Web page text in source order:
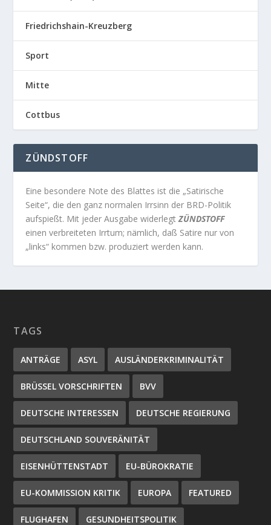
Friedrichshain-Kreuzberg
Sport
Mitte
Cottbus
ZÜNDSTOFF
Eine besondere Note des Blattes ist die „Satirische
Seite“, die den ganz normalen Irrsinn der BRD-Politik
aufspießt. Mit jeder Ausgabe widerlegtZÜNDSTOFF
einen verbreiteten Irrtum; nämlich, daß Satire nur von
„links“ kommen bzw. produziert werden kann.
TAGS
ANTRÄGE ASYL AUSLÄNDERKRIMINALITÄT
BRÜSSEL VORSCHRIFTEN BVV
DEUTSCHE INTERESSEN DEUTSCHE REGIERUNG
DEUTSCHLAND SOUVERÄNITÄT
EISENHÜTTENSTADT EU-BÜROKRATIE
EU-KOMMISSION KRITIK EUROPA FEATURED
FLUGHAFEN GESUNDHEITSPOLITIK